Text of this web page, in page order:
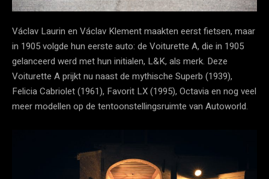
Václav Laurin en Václav Klement maakten eerst fietsen, maar
in 1905 volgde hun eerste auto: de Voiturette A, die in 1905
gelanceerd werd met hun initialen, L&K, als merk. Deze
Voiturette A prijkt nu naast de mythische Superb (1939),
Felicia Cabriolet (1961), Favorit LX (1995), Octavia en nog veel
meer modellen op de tentoonstellingsruimte van Autoworld.